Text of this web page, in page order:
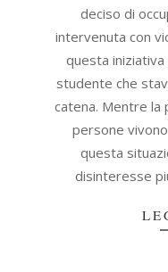
deciso di
intervenuta con
questa
studente che
catena. Mentre la
persone
questa
disinteresse